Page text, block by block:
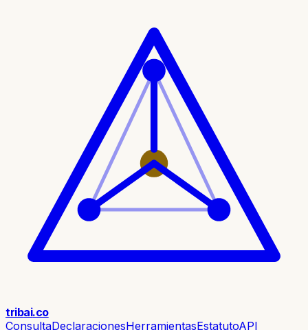
tribai.co
ConsultaDeclaracionesHerramientasEstatutoAPI